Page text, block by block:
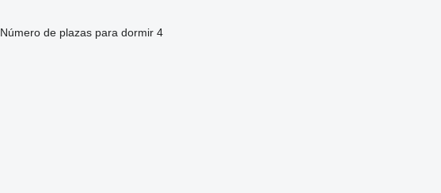
Número de plazas para dormir 4